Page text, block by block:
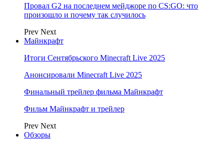
Провал G2 на последнем мейджоре по CS:GO: что
произошло и почему так случилось
Prev Next
Майнкрафт
Итоги Сентябрьского Minecraft Live 2025
Анонсировали Minecraft Live 2025
Финальный трейлер фильма Майнкрафт
Фильм Майнкрафт и трейлер
Prev Next
Обзоры